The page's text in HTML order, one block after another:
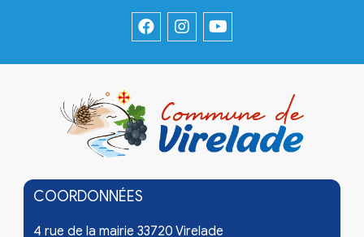
COORDONNÉES
4 rue de la mairie 33720 Virelade